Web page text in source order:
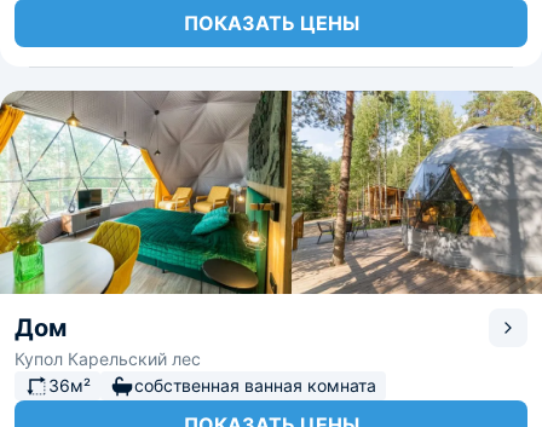
ПОКАЗАТЬ ЦЕНЫ
Дом
Купол Карельский лес
36м²
собственная ванная комната